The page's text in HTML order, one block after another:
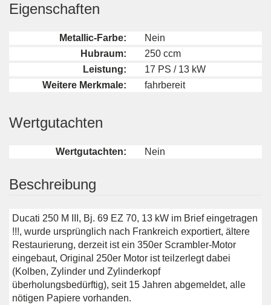
Eigenschaften
Metallic-Farbe:
Nein
Hubraum:
250 ccm
Leistung:
17 PS / 13 kW
Weitere Merkmale:
fahrbereit
Wertgutachten
Wertgutachten: Nein
Beschreibung
Ducati 250 M III, Bj. 69 EZ 70, 13 kW im Brief eingetragen
!!!, wurde ursprünglich nach Frankreich exportiert, ältere
Restaurierung, derzeit ist ein 350er Scrambler-Motor
eingebaut, Original 250er Motor ist teilzerlegt dabei
(Kolben, Zylinder und Zylinderkopf
überholungsbedürftig), seit 15 Jahren abgemeldet, alle
nötigen Papiere vorhanden.